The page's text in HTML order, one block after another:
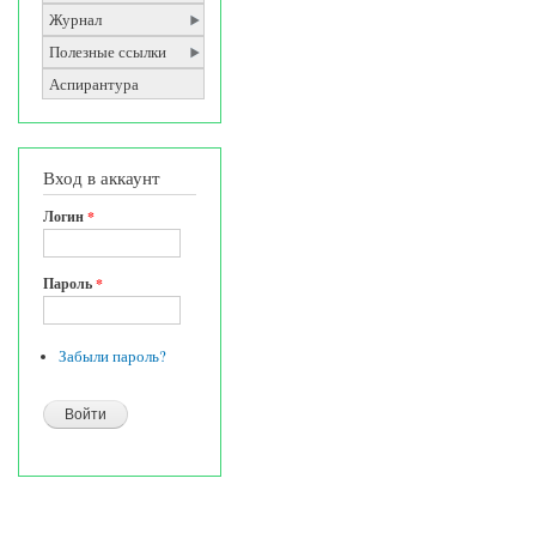
Журнал
Полезные ссылки
Аспирантура
Вход в аккаунт
Логин*
Пароль*
Забыли пароль?